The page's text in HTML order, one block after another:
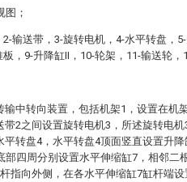
图；
2-输送带，3-旋转电机，4-水平转盘，
，9-升降缸II，10-轮架，11-输送轮，
输中转向装置，包括机架1，设置在机
带2之间设置旋转电机3，所述旋转电
平转盘4，水平转盘4顶面竖直设置升
部四周分别设置水平伸缩缸7，相邻二
指向外侧，在各水平伸缩缸7缸杆端